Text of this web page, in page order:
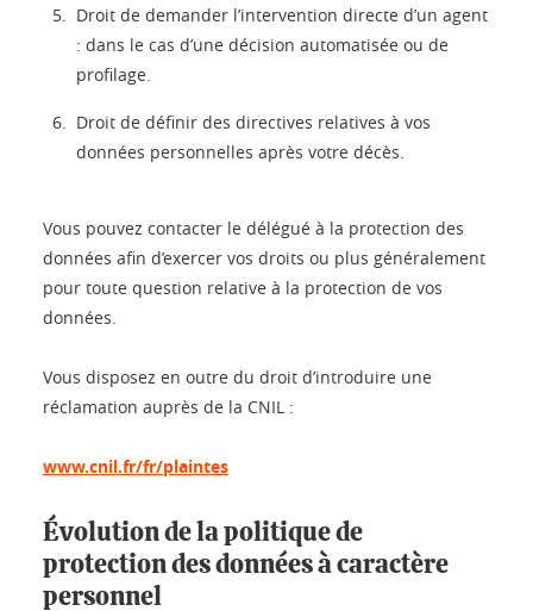
Droit de demander l’intervention directe d’un agent
: dans le cas d’une décision automatisée ou de
profilage.
Droit de définir des directives relatives à vos
données personnelles après votre décès.
Vous pouvez contacter le délégué à la protection des
données afin d’exercer vos droits ou plus généralement
pour toute question relative à la protection de vos
données.
Vous disposez en outre du droit d’introduire une
réclamation auprès de la CNIL :
www.cnil.fr/fr/plaintes
Évolution de la politique de
protection des données à caractère
personnel